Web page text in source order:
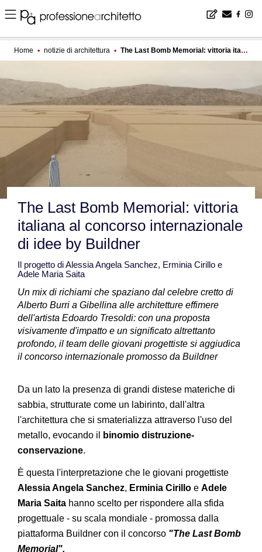
Home ▪ notizie di architettura ▪ The Last Bomb Memorial: vittoria italiana al concorso internazionale di idee by Buildner
The Last Bomb Memorial: vittoria
italiana al concorso internazionale
di idee by Buildner
Il progetto di Alessia Angela Sanchez, Erminia Cirillo e
Adele Maria Saita
Un mix di richiami che spaziano dal celebre cretto di
Alberto Burri a Gibellina alle architetture effimere
dell'artista Edoardo Tresoldi: con una proposta
visivamente d'impatto e un significato altrettanto
profondo, il team delle giovani progettiste si aggiudica
il concorso internazionale promosso da Buildner
Da un lato la presenza di grandi distese materiche di
sabbia, strutturate come un labirinto, dall'altra
l'architettura che si smaterializza attraverso l'uso del
metallo, evocando il
binomio distruzione-
conservazione.
È questa l'interpretazione che le giovani progettiste
Alessia Angela Sanchez, Erminia Cirillo e Adele
Maria Saita hanno scelto per rispondere alla sfida
progettuale - su scala mondiale - promossa dalla
piattaforma Buildner con il concorso "The Last Bomb
Memorial".